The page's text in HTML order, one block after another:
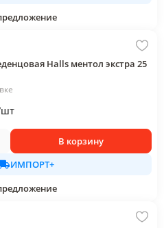
Halls ментол экстра 25
шт
В корзину
ИМПОРТ+